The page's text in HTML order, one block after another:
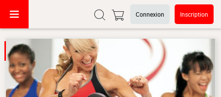
Connexion Inscription